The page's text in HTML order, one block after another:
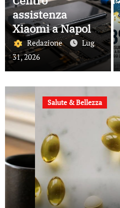
assistenza
Xiaomi a Napoli:
guida ai servizi
disponibili
Redazione
Lug
31, 2026
Salute & Bellezza